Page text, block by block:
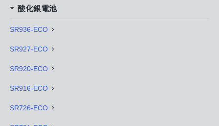
酸化銀電池
SR936-ECO
SR927-ECO
SR920-ECO
SR916-ECO
SR726-ECO